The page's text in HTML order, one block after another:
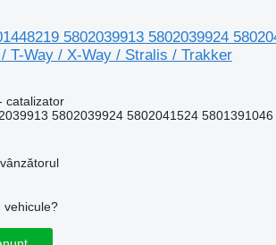
5802039913 5802039924
T-Way / X-Way / Stralis / Trakker
catalizator
5802039924 5802041524
vehicule?